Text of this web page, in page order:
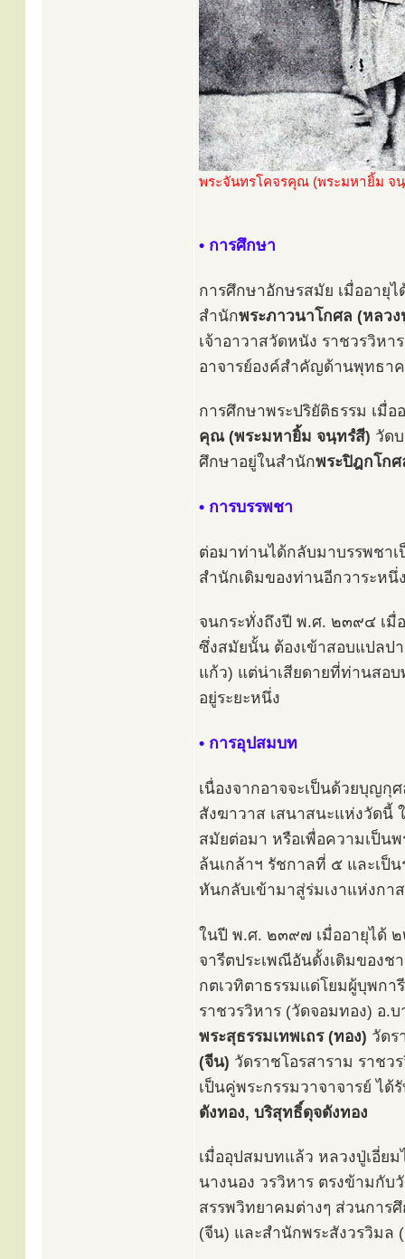
พระจันทรโคจรคุณ (พระมหายิ้ม จ
• การศึกษา
การศึกษาอักษรสมัย เมื่ออายุ
สำนักพระภาวนาโกศล (หลวง
เจ้าอาวาสวัดหนัง ราชวรวิห
อาจารย์องค์สำคัญด้านพุทธา
การศึกษาพระปริยัติธรรม เมื่
คุณ (พระมหายิ้ม จนฺทรํสี) วัด
ศึกษาอยู่ในสำนักพระปิฎกโก
• การบรรพชา
ต่อมาท่านได้กลับมาบรรพชา
สำนักเดิมของท่านอีกวาระห
จนกระทั่งถึงปี พ.ศ. ๒๓๙๔ เมื่
ซึ่งสมัยนั้น ต้องเข้าสอบแปลป
แก้ว) แต่น่าเสียดายที่ท่านสอ
อยู่ระยะหนึ่ง
• การอุปสมบท
เนื่องจากอาจจะเป็นด้วยบุญ
สังฆาวาส เสนาสนะแห่งวัดนี้
สมัยต่อมา หรือเพื่อความเป็น
ล้นเกล้าฯ รัชกาลที่ ๕ และเป็
หันกลับเข้ามาสู่ร่มเงาแห่งกา
ในปี พ.ศ. ๒๓๙๗ เมื่ออายุได้
จารีตประเพณีอันดั้งเดิมของ
กตเวทิตาธรรมแด่โยมผู้บุพก
ราชวรวิหาร (วัดจอมทอง) อ.
พระสุธรรมเทพเถร (ทอง) วัดร
(จีน) วัดราชโอรสาราม ราชว
เป็นคู่พระกรรมวาจาจารย์ ไ
ดังทอง, บริสุทธิ์ดุจดังทอง
เมื่ออุปสมบทแล้ว หลวงปู่เอี่ย
นางนอง วรวิหาร ตรงข้ามกั
สรรพวิทยาคมต่างๆ ส่วนการ
(จีน) และสำนักพระสังวรวิมล